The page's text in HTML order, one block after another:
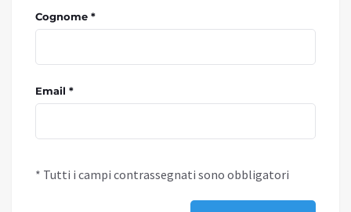
Cognome *
Email *
* Tutti i campi contrassegnati sono obbligatori